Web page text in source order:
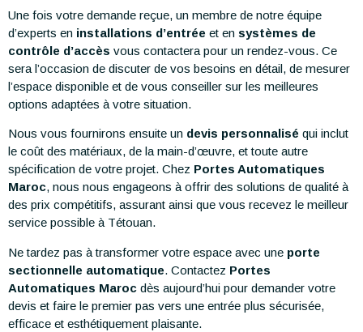
Une fois votre demande reçue, un membre de notre équipe
d’experts en installations d’entrée et en systèmes de
contrôle d’accès vous contactera pour un rendez-vous. Ce
sera l’occasion de discuter de vos besoins en détail, de mesurer
l’espace disponible et de vous conseiller sur les meilleures
options adaptées à votre situation.
Nous vous fournirons ensuite un devis personnalisé qui inclut
le coût des matériaux, de la main-d’œuvre, et toute autre
spécification de votre projet. Chez Portes Automatiques
Maroc, nous nous engageons à offrir des solutions de qualité à
des prix compétitifs, assurant ainsi que vous recevez le meilleur
service possible à Tétouan.
Ne tardez pas à transformer votre espace avec une porte
sectionnelle automatique. Contactez Portes
Automatiques Maroc dès aujourd’hui pour demander votre
devis et faire le premier pas vers une entrée plus sécurisée,
efficace et esthétiquement plaisante.